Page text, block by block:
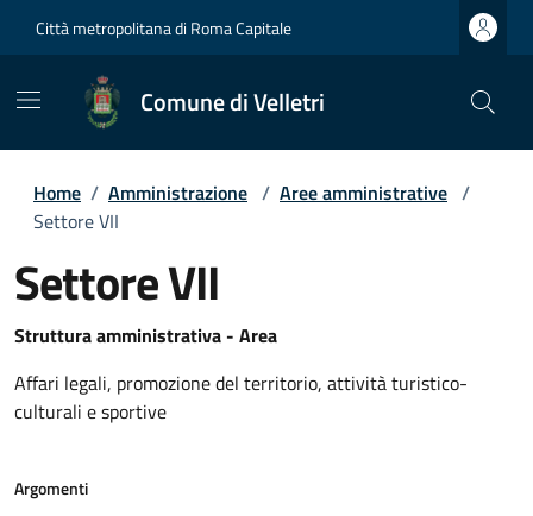
Città metropolitana di Roma Capitale
Comune di Velletri
Home / Amministrazione / Aree amministrative /
Settore VII
Settore VII
Struttura amministrativa - Area
Affari legali, promozione del territorio, attività turistico-
culturali e sportive
Argomenti